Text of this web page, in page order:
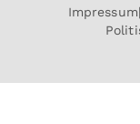
Impressum